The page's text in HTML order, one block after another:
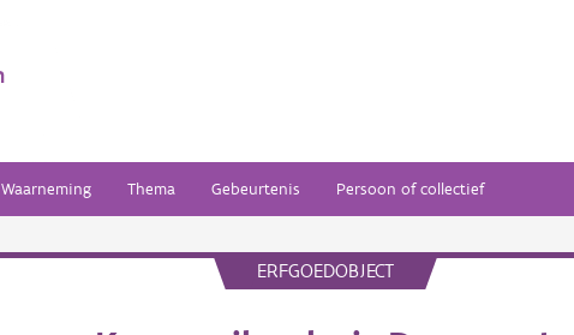
Waarneming Thema Gebeurtenis Persoon of collectief
ERFGOEDOBJECT